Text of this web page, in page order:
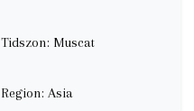
Tidszon: Muscat
Region: Asia